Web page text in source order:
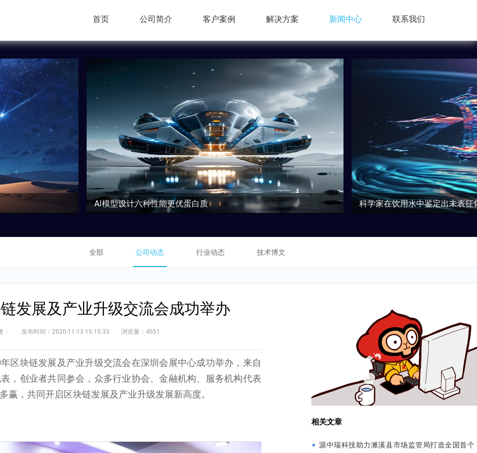
首页 公司简介
荣誉资质
源中瑞荣誉证书、软著专利等技术
资质展示中心
加入我们
源中瑞欢迎您的加入 让我们一起努
力，一起成长，共赢
对公账户
与本公司的资金往来 请认准源中瑞
的专用对公账户
客户案例 解决方案 新闻中心 联系我们
AI模型设计六种性能更优蛋白质 科学家在饮用水中鉴定出未表征
全部 公司动态 行业动态 技术博文
发展及产业升级交流会成功举办
： 发布时间：2020-11-13 15:15:33 浏览量：4551
区块链发展及产业升级交流会在深圳会展中心成功举办，来自
，创业者共同参会，众多行业协会、金融机构、服务机构代表
赢，共同开启区块链发展及产业升级发展新高度。
相关文章
源中瑞科技助力濉溪县市场监管局打造全国首个